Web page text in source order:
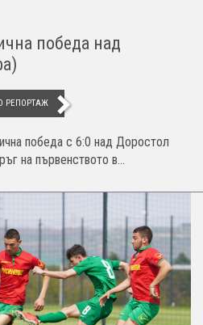
победа над
РЕПОРТАЖ
победа с 6:0 над Доростол
на първенството в...